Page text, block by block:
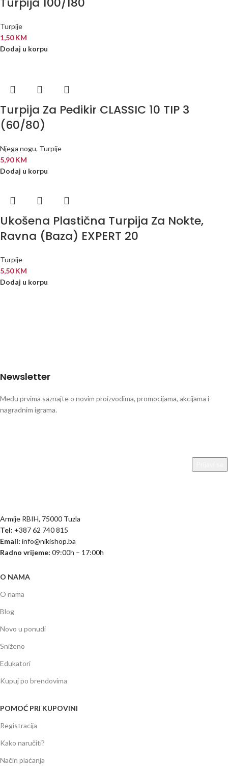
Turpije
1,50KM
Dodaj u korpu
Turpija Za Pedikir CLASSIC 10 TIP 3
(60/80)
Njega nogu, Turpije
5,90KM
Dodaj u korpu
Ukošena Plastična Turpija Za Nokte,
Ravna (Baza) EXPERT 20
Turpije
5,50KM
Dodaj u korpu
Newsletter
Među prvima saznajte o novim proizvodima, promocijama, akcijama i
nagradnim igrama.
Armije RBIH, 75000 Tuzla
Tel: +387 62 740 815
Email: info@nikishop.ba
Radno vrijeme: 09:00h – 17:00h
O NAMA
O nama
Blog
Novo u ponudi
Sniženo
Edukatori
Kupuj po brendovima
POMOĆ PRI KUPOVINI
Registracija
Kako naručiti?
Način plaćanja